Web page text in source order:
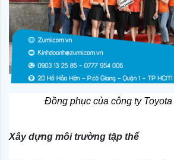
Đồng phục của công ty
Xây dựng môi trường tập thể